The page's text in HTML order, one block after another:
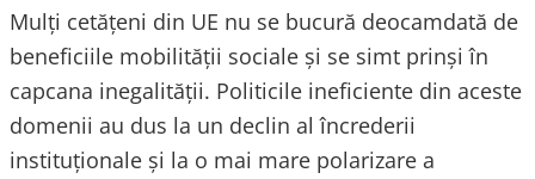
Mulți cetățeni din UE nu se bucură deocamdată de
beneficiile mobilităţii sociale și se simt prinși în
capcana inegalității. Politicile ineficiente din aceste
domenii au dus la un declin al încrederii
instituționale și la o mai mare polarizare a